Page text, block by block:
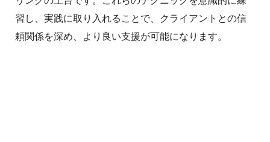
習し、実践に取り入れることで、クライアントとの信
頼関係を深め、より良い支援が可能になります。